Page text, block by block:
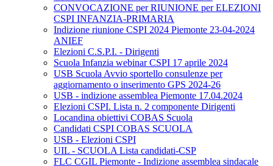
CONVOCAZIONE per RIUNIONE per ELEZIONI
CSPI INFANZIA-PRIMARIA
Indizione riunione CSPI 2024 Piemonte 23-04-2024
ANIEF
Elezioni C.S.P.I. - Dirigenti
Scuola Infanzia webinar CSPI 17 aprile 2024
USB Scuola Avvio sportello consulenze per
aggiornamento o inserimento GPS 2024-26
USB - indizione assemblea Piemonte 17.04.2024
Elezioni CSPI. Lista n. 2 componente Dirigenti
Locandina obiettivi COBAS Scuola
Candidati CSPI COBAS SCUOLA
USB - Elezioni CSPI
UIL - SCUOLA Lista candidati-CSP
FLC CGIL Piemonte - Indizione assemblea sindacale